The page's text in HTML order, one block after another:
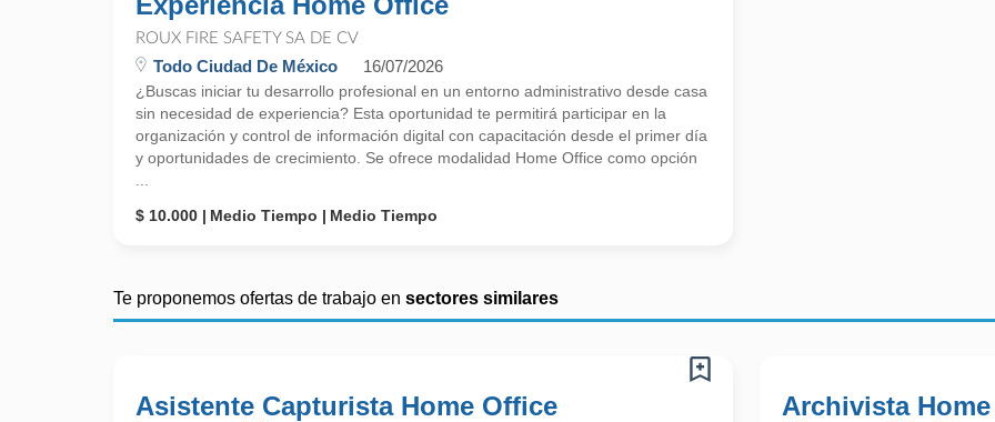
ROUX FIRE SAFETY SA DE CV
Todo Ciudad De México 16/07/2026
¿Buscas iniciar tu desarrollo profesional en un entorno administrativo desde casa
sin necesidad de experiencia? Esta oportunidad te permitirá participar en la
organización y control de información digital con capacitación desde el primer día
y oportunidades de crecimiento. Se ofrece modalidad Home Office como opción
$ 10.000
Medio Tiempo Medio Tiempo
Te proponemos ofertas de trabajo en sectores similares
Asistente Capturista Home Office
Archivista